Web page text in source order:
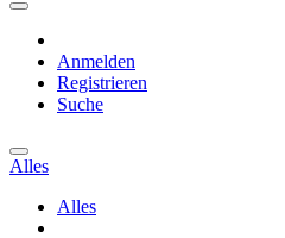
Anmelden
Registrieren
Suche
Alles
Alles